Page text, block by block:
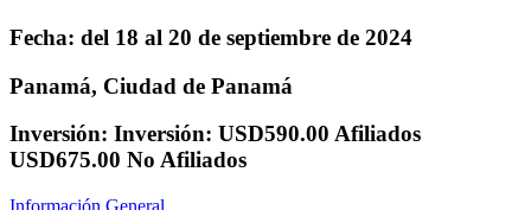
Fecha: del 18 al 20 de septiembre de 2024
Panamá, Ciudad de Panamá
Inversión: Inversión: USD590.00 Afiliados
USD675.00 No Afiliados
Información General